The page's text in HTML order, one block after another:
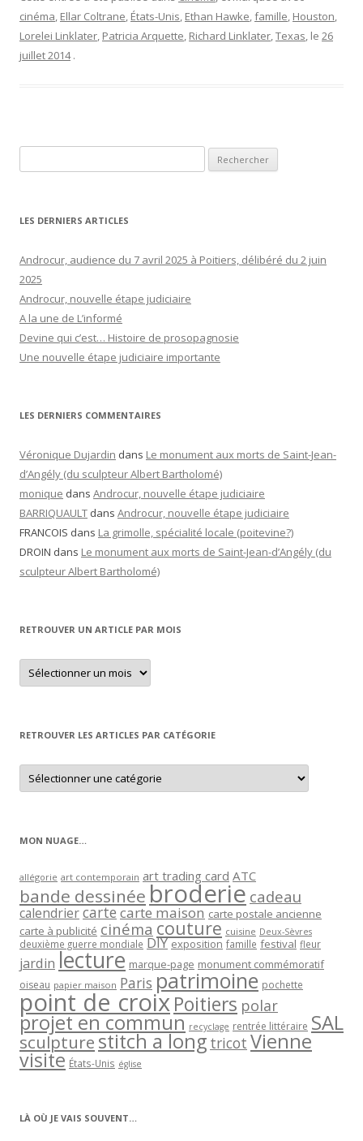
cinéma, Ellar Coltrane, États-Unis, Ethan Hawke,famille, Houston,
Lorelei Linklater, Patricia Arquette, Richard Linklater,Texas, le 26
juillet 2014 .
LES DERNIERS ARTICLES
Androcur, audience du 7 avril 2025 à Poitiers, délibéré du 2 juin
2025
Androcur, nouvelle étape judiciaire
A la une de L’informé
Devine qui c’est… Histoire de prosopagnosie
Une nouvelle étape judiciaire importante
LES DERNIERS COMMENTAIRES
Véronique Dujardin dans Le monument aux morts de Saint-Jean-
d’Angély (du sculpteur Albert Bartholomé)
monique dans Androcur, nouvelle étape judiciaire
BARRIQUAULT dans Androcur, nouvelle étape judiciaire
FRANCOIS dans La grimolle, spécialité locale (poitevine?)
DROIN dans Le monument aux morts de Saint-Jean-d’Angély (du
sculpteur Albert Bartholomé)
RETROUVER UN ARTICLE PAR MOIS
Retrouver
un
article
RETROUVER LES ARTICLES PAR CATÉGORIE
Retrouver
les
articles
MON NUAGE…
allégorie art contemporain art trading card ATC
bande dessinée broderie cadeau
calendriercartecarte maison carte postale ancienne
carte à publicité cinéma couture cuisine Deux-Sèvres
deuxième guerre mondiale DIY exposition famille festival fleur
jardin lecture marque-page monument commémoratif
oiseau papier maison Paris patrimoine pochette
point de croixPoitiers polar
projet en commun recyclage rentrée littéraire SAL
sculpturestitch a long tricot Vienne
visite États-Unis église
LÀ OÙ JE VAIS SOUVENT…